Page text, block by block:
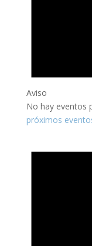
Aviso
No hay eventos
próximos